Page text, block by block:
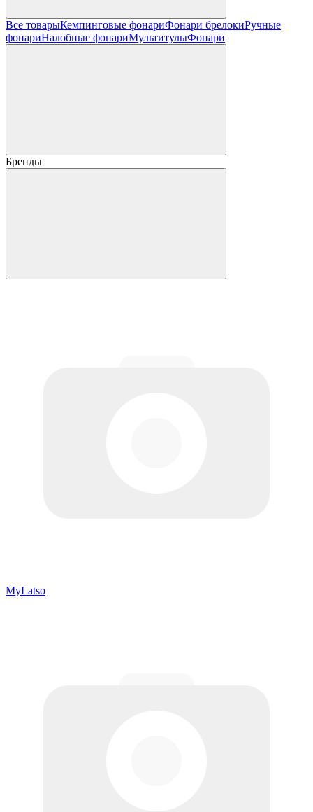
Все товарыКемпинговые фонариФонари брелокиРучные
фонариНалобные фонариМультитулыФонари
Бренды
MyLatso